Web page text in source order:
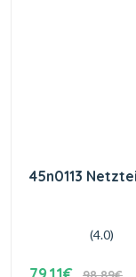
45n0113
(4.0)